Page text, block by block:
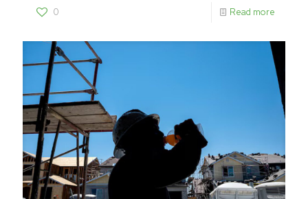
0 Read more